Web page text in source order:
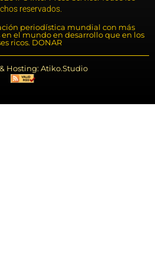
reservados.
periodística mundial con más
en el mundo en desarrollo que en los
ricos. DONAR
Hosting: Atiko.Studio